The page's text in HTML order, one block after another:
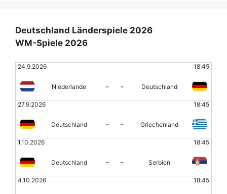
Deutschland Länderspiele 2026
WM-Spiele 2026
24.9.2026 18:45
Niederlande - - Deutschland
27.9.2026 18:45
Deutschland - - Griechenland
1.10.2026 18:45
Deutschland - - Serbien
4.10.2026 18:45